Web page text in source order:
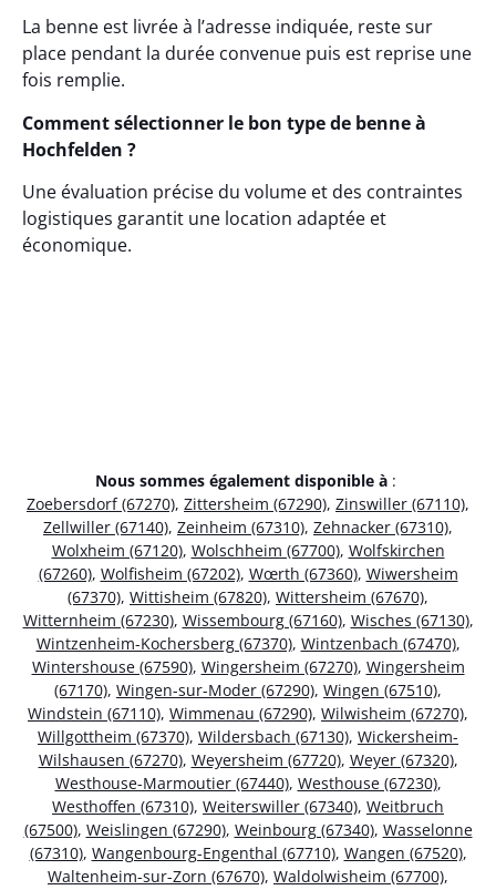
La benne est livrée à l’adresse indiquée, reste sur
place pendant la durée convenue puis est reprise une
fois remplie.
Comment sélectionner le bon type de benne à
Hochfelden ?
Une évaluation précise du volume et des contraintes
logistiques garantit une location adaptée et
économique.
Nous sommes également disponible à :
Zoebersdorf (67270), Zittersheim (67290), Zinswiller (67110),
Zellwiller (67140), Zeinheim (67310), Zehnacker (67310),
Wolxheim (67120), Wolschheim (67700), Wolfskirchen
(67260), Wolfisheim (67202), Wœrth (67360), Wiwersheim
(67370), Wittisheim (67820), Wittersheim (67670),
Witternheim (67230), Wissembourg (67160), Wisches (67130),
Wintzenheim-Kochersberg (67370), Wintzenbach (67470),
Wintershouse (67590), Wingersheim (67270), Wingersheim
(67170), Wingen-sur-Moder (67290), Wingen (67510),
Windstein (67110), Wimmenau (67290), Wilwisheim (67270),
Willgottheim (67370), Wildersbach (67130), Wickersheim-
Wilshausen (67270), Weyersheim (67720), Weyer (67320),
Westhouse-Marmoutier (67440), Westhouse (67230),
Westhoffen (67310), Weiterswiller (67340), Weitbruch
(67500), Weislingen (67290), Weinbourg (67340), Wasselonne
(67310), Wangenbourg-Engenthal (67710), Wangen (67520),
Waltenheim-sur-Zorn (67670), Waldolwisheim (67700),